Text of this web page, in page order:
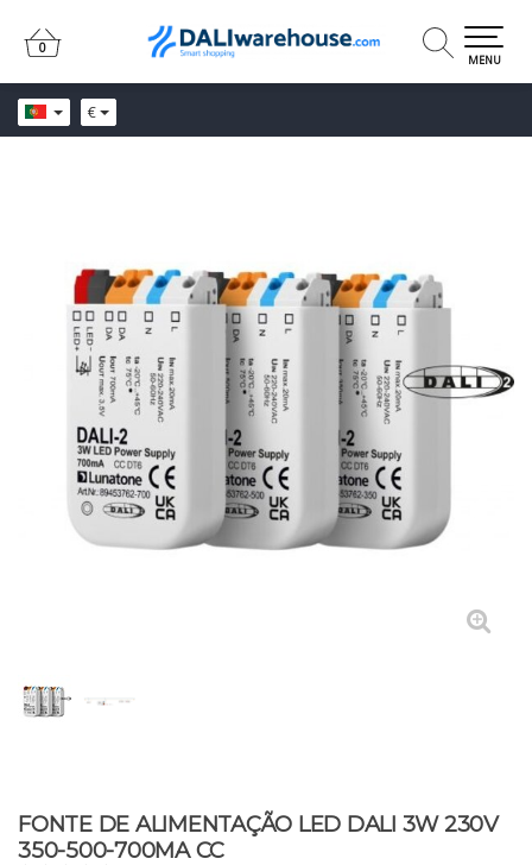
€
0
0
MENU
FONTE DE ALIMENTAÇÃO LED DALI 3W 230V
350-500-700MA CC